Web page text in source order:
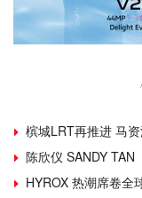
槟城LRT再推进 马
陈欣仪 SANDY TAN
HYROX 热潮席卷全